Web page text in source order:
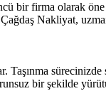
bir firma olarak
Nakliyat,
bir şekilde